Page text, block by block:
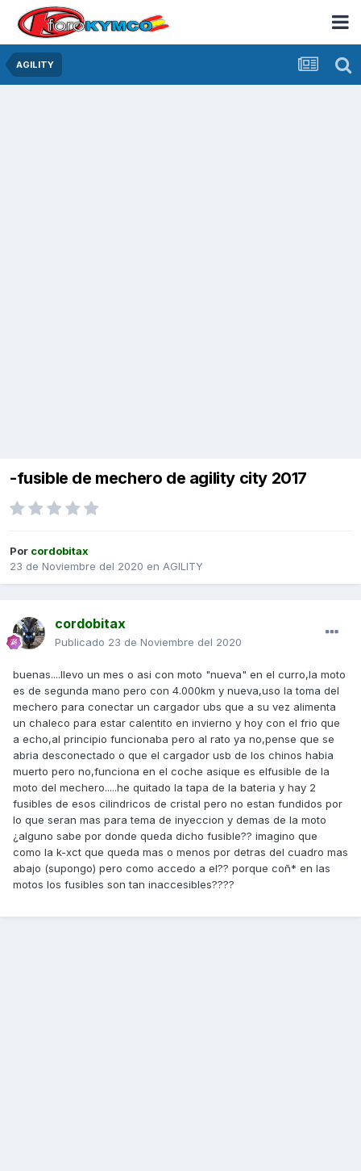
AGILITY
-fusible de mechero de agility city 2017
Por cordobitax
23 de Noviembre del 2020 en AGILITY
cordobitax
Publicado 23 de Noviembre del 2020
buenas....llevo un mes o asi con moto "nueva" en el curro,la moto
es de segunda mano pero con 4.000km y nueva,uso la toma del
mechero para conectar un cargador ubs que a su vez alimenta
un chaleco para estar calentito en invierno y hoy con el frio que
a echo,al principio funcionaba pero al rato ya no,pense que se
abria desconectado o que el cargador usb de los chinos habia
muerto pero no,funciona en el coche asique es elfusible de la
moto del mechero.....he quitado la tapa de la bateria y hay 2
fusibles de esos cilindricos de cristal pero no estan fundidos por
lo que seran mas para tema de inyeccion y demas de la moto
¿alguno sabe por donde queda dicho fusible?? imagino que
como la k-xct que queda mas o menos por detras del cuadro mas
abajo (supongo) pero como accedo a el?? porque coñ* en las
motos los fusibles son tan inaccesibles????